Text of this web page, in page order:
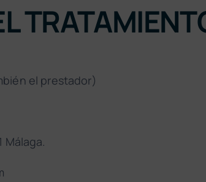
el prestador)
Málaga.